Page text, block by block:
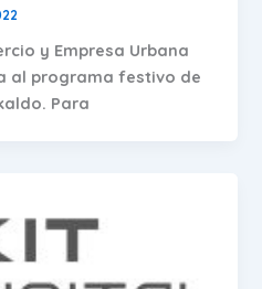
y Empresa Urbana
al programa festivo de
Para